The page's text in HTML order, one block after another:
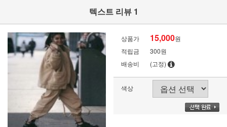
텍스트 리뷰 1
상품가 15,000원
적립금
300원
배송비
(고정)
색상